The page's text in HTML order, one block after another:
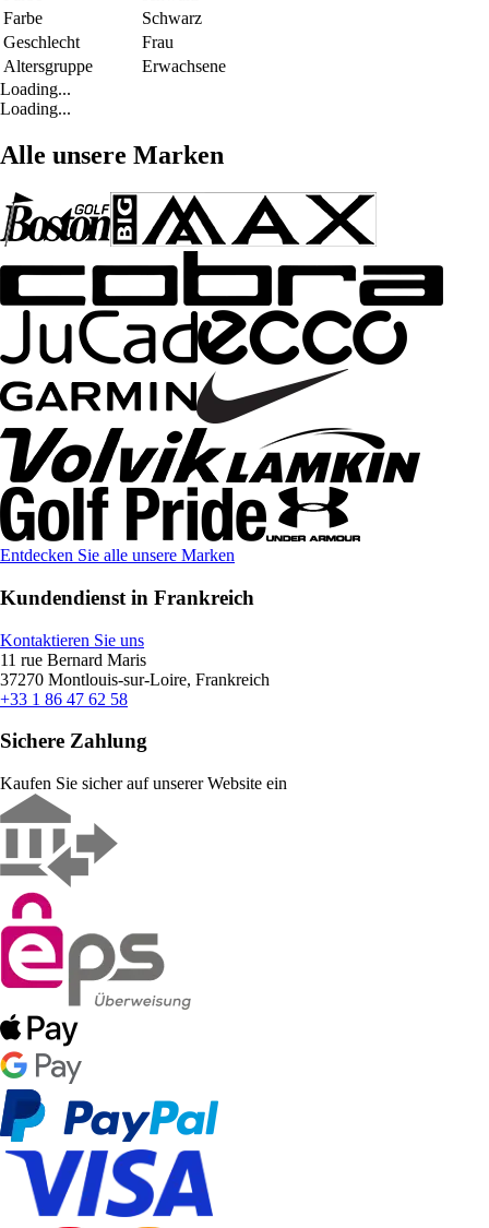
Farbe
Schwarz
Geschlecht
Frau
Altersgruppe
Erwachsene
Loading...
Loading...
Alle unsere Marken
Entdecken Sie alle unsere Marken
Kundendienst in Frankreich
Kontaktieren Sie uns
11 rue Bernard Maris
37270 Montlouis-sur-Loire, Frankreich
+33 1 86 47 62 58
Sichere Zahlung
Kaufen Sie sicher auf unserer Website ein